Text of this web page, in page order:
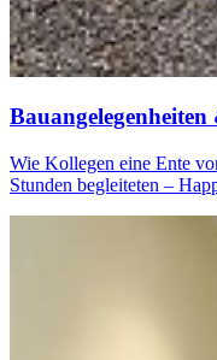
Wie Kollegen eine Ente
Stunden begleiteten –